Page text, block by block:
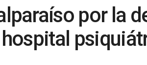
por la